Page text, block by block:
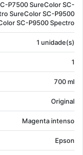
P7500 Su­re­Color SC-
Su­re­Color SC-P9500
SC-P9500 Spectro
1 uni­dade(s)
1
700 ml
Ori­ginal
Ma­genta in­tenso
Epson